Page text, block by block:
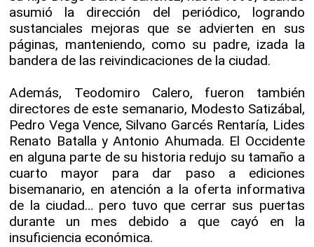
asumió la dirección del periódico, logrando
sustanciales mejoras que se advierten en sus
páginas, manteniendo, como su padre, izada la
bandera de las reivindicaciones de la ciudad.
Además, Teodomiro Calero, fueron también
directores de este semanario, Modesto Satizábal,
Pedro Vega Vence, Silvano Garcés Rentaría, Lides
Renato Batalla y Antonio Ahumada. El Occidente
en alguna parte de su historia redujo su tamaño a
cuarto mayor para dar paso a ediciones
bisemanario, en atención a la oferta informativa
de la ciudad… pero tuvo que cerrar sus puertas
durante un mes debido a que cayó en la
insuficiencia económica.